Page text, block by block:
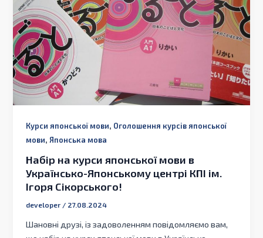
Курси японської мови, Оголошення курсів японської
мови, Японська мова
Набір на курси японської мови в
Українсько-Японському центрі КПІ ім.
Ігоря Сікорського!
developer / 27.08.2024
Шановні друзі, із задоволенням повідомляємо вам,